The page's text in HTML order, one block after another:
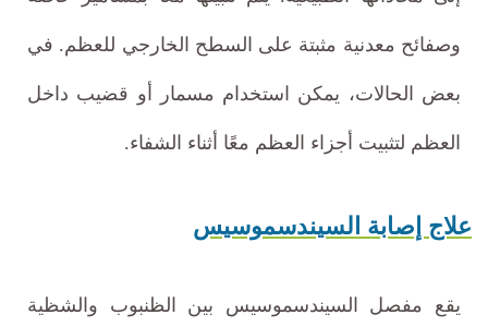
وصفائح معدنية مثبتة على السطح الخارجي للعظم. في
بعض الحالات، يمكن استخدام مسمار أو قضيب داخل
العظم لتثبيت أجزاء العظم معًا أثناء الشفاء.
علاج إصابة السيندسموسيس
يقع مفصل السيندسموسيس بين الظنبوب والشظية